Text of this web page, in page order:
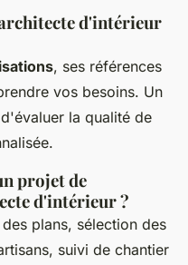
d'intérieur
, ses références
vos besoins. Un
la qualité de
projet de
d'intérieur ?
plans, sélection des
suivi de chantier